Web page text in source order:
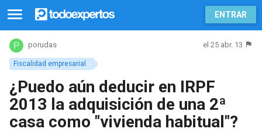
ENTRAR
Fiscalidad empresarial
porudas el 25 abr. 13
¿Puedo aún deducir en IRPF
2013 la adquisición de una 2ª
casa como "vivienda habitual"?